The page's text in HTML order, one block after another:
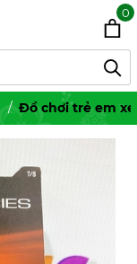
0
Đồ chơi trẻ em xe